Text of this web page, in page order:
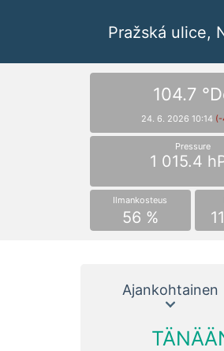
Pražská ulice,
104.7
24. 6. 2026 10:14 (-
Pressure
1 015.4
Ilmankosteus
56 %
Ajankohtainen